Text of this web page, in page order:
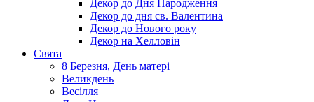
Декор до Дня Народження
Декор до дня св. Валентина
Декор до Нового року
Декор на Хелловін
Свята
8 Березня, День матері
Великдень
Весілля